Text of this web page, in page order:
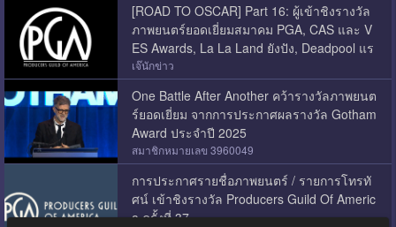
[ROAD TO OSCAR] Part 16: ผู้เข้าชิงรางวัล
ภาพยนตร์ยอดเยี่ยมสมาคม PGA, CAS และ V
ES Awards, La La Land ยังปัง, Deadpool แร
ง
เจ๊นักข่าว
One Battle After Another คว้ารางวัลภาพยนต
ร์ยอดเยี่ยม จากการประกาศผลรางวัล Gotham
Award ประจำปี 2025
สมาชิกหมายเลข 3960049
การประกาศรายชื่อภาพยนตร์ / รายการโทรทั
ศน์ เข้าชิงรางวัล Producers Guild Of Americ
a ครั้งที่ 37